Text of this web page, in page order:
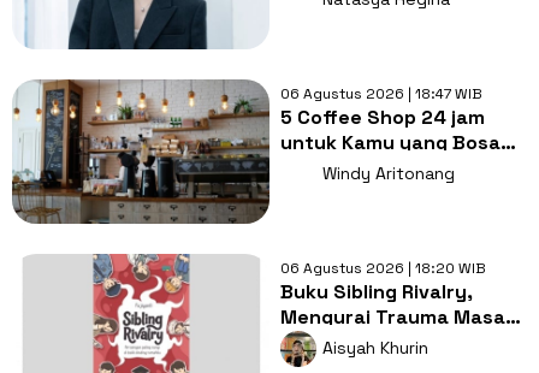
06 Agustus 2026 | 18:47 WIB
5 Coffee Shop 24 jam
untuk Kamu yang Bosan
Nugas di Kos
Windy Aritonang
06 Agustus 2026 | 18:20 WIB
Buku Sibling Rivalry,
Mengurai Trauma Masa
Kecil dan Persaingan
Antarsaudara
Aisyah Khurin